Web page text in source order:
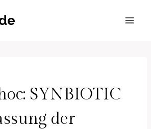
SYNBIOTIC
der